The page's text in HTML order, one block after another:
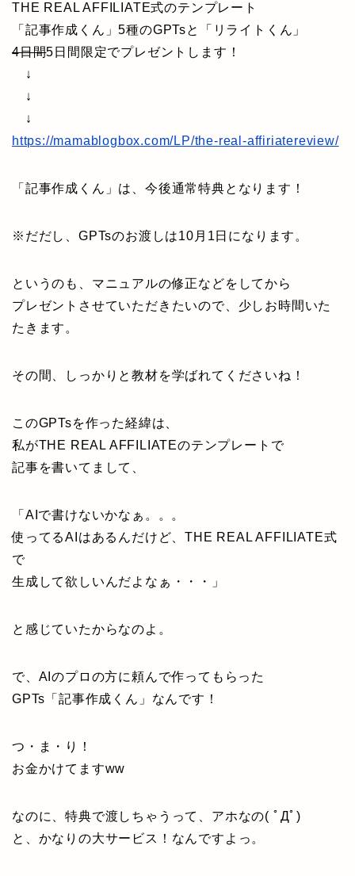
THE REAL AFFILIATE式のテンプレート
「記事作成くん」5種のGPTsと「リライトくん」
4日間5日間限定でプレゼントします！
↓
↓
↓
https://mamablogbox.com/LP/the-real-affiriatereview/
「記事作成くん」は、今後通常特典となります！
※だだし、GPTsのお渡しは10月1日になります。
というのも、マニュアルの修正などをしてから
プレゼントさせていただきたいので、少しお時間いた
たきます。
その間、しっかりと教材を学ばれてくださいね！
このGPTsを作った経緯は、
私がTHE REAL AFFILIATEのテンプレートで
記事を書いてまして、
「AIで書けないかなぁ。。。
使ってるAIはあるんだけど、THE REAL AFFILIATE式
で
生成して欲しいんだよなぁ・・・」
と感じていたからなのよ。
で、AIのプロの方に頼んで作ってもらった
GPTs「記事作成くん」なんです！
つ・ま・り！
お金かけてますww
なのに、特典で渡しちゃうって、アホなの( ﾟДﾟ)
と、かなりの大サービス！なんですよっ。